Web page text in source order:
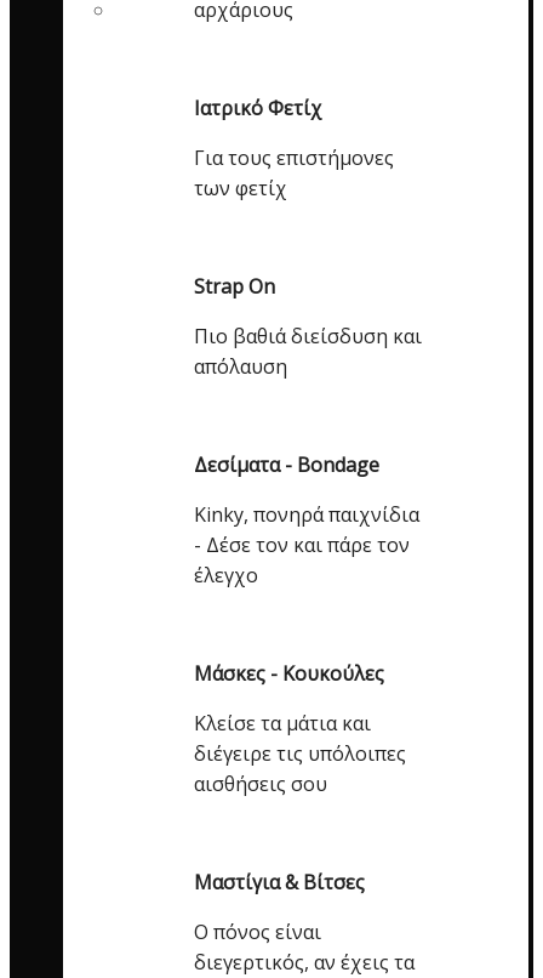
αρχάριους
Ιατρικό Φετίχ
Για τους επιστήμονες
των φετίχ
Strap On
Πιο βαθιά διείσδυση και
απόλαυση
Δεσίματα - Bondage
Kinky, πονηρά παιχνίδια
- Δέσε τον και πάρε τον
έλεγχο
Μάσκες - Κουκούλες
Κλείσε τα μάτια και
διέγειρε τις υπόλοιπες
αισθήσεις σου
Μαστίγια & Βίτσες
Ο πόνος είναι
διεγερτικός, αν έχεις τα